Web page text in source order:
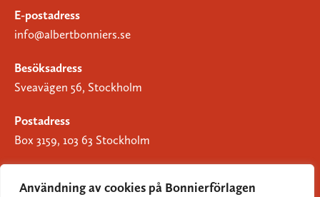
Användning av cookies på Bonnierförlagen
E-postadress
info@albertbonniers.se
Besöksadress
Sveavägen 56, Stockholm
Postadress
Box 3159, 103 63 Stockholm